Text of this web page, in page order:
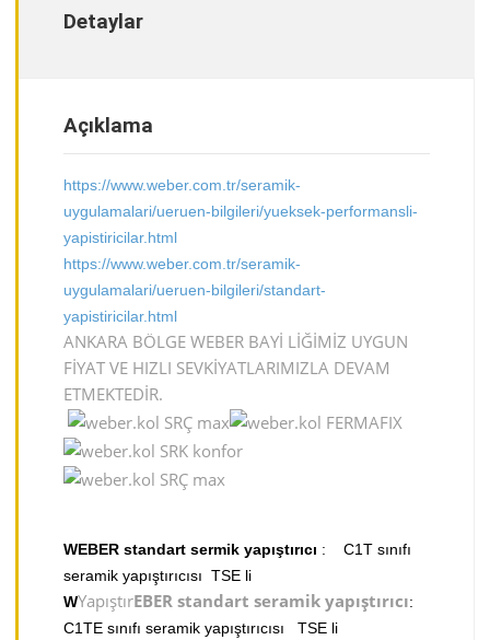
Detaylar
Açıklama
https://www.weber.com.tr/seramik-
uygulamalari/ueruen-bilgileri/yueksek-performansli-
yapistiricilar.html
https://www.weber.com.tr/seramik-
uygulamalari/ueruen-bilgileri/standart-
yapistiricilar.html
ANKARA BÖLGE WEBER BAYİ LİĞİMİZ UYGUN
FİYAT VE HIZLI SEVKİYATLARIMIZLA DEVAM
ETMEKTEDİR.
WEBER standart sermik yapıştırıcı : C1T sınıfı
seramik yapıştırıcısı TSE li
WYapıştırEBER standart seramik yapıştırıcı:
C1TE sınıfı seramik yapıştırıcısı TSE li